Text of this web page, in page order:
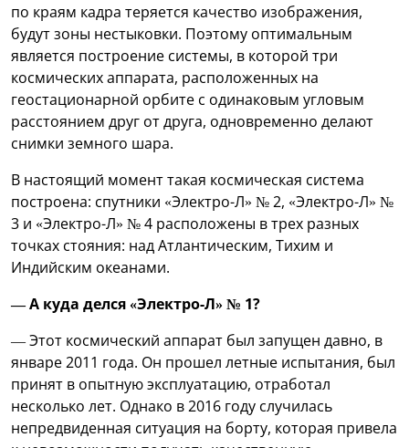
по краям кадра теряется качество изображения,
будут зоны нестыковки. Поэтому оптимальным
является построение системы, в которой три
космических аппарата, расположенных на
геостационарной орбите с одинаковым угловым
расстоянием друг от друга, одновременно делают
снимки земного шара.
В настоящий момент такая космическая система
построена: спутники «Электро-Л» № 2, «Электро-Л» №
3 и «Электро-Л» № 4 расположены в трех разных
точках стояния: над Атлантическим, Тихим и
Индийским океанами.
— А куда делся «Электро-Л» № 1?
— Этот космический аппарат был запущен давно, в
январе 2011 года. Он прошел летные испытания, был
принят в опытную эксплуатацию, отработал
несколько лет. Однако в 2016 году случилась
непредвиденная ситуация на борту, которая привела